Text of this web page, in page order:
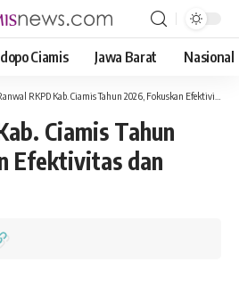
Ciamis Jawa Barat Nasional
RKPD Kab. Ciamis Tahun 2026, Fokuskan Efektivitas dan Efisiensi Arah Kebijakan Pembangunan
Ciamis Tahun
Efektivitas dan